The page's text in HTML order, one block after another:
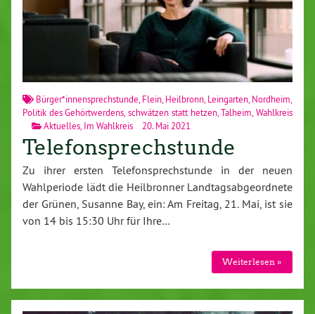
Bürger*innensprechstunde Flein Heilbronn Leingarten Nordheim
Politik des Gehörtwerdens ,schwätzen statt hetzen,Talheim ,Wahlkreis
Aktuelles Im Wahlkreis 20. Mai 2021
Telefonsprechstunde
Zu ihrer ersten Telefonsprechstunde in der neuen
Wahlperiode lädt die Heilbronner Landtagsabgeordnete
der Grünen, Susanne Bay, ein: Am Freitag, 21. Mai, ist sie
von 14 bis 15:30 Uhr für Ihre…
Weiterlesen »